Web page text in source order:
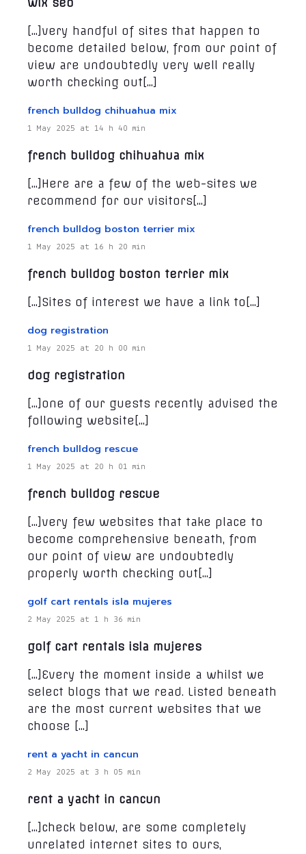
wix seo
[…]very handful of sites that happen to
become detailed below, from our point of
view are undoubtedly very well really
worth checking out[…]
french bulldog chihuahua mix
1 May 2025 at 14 h 40 min
french bulldog chihuahua mix
[…]Here are a few of the web-sites we
recommend for our visitors[…]
french bulldog boston terrier mix
1 May 2025 at 16 h 20 min
french bulldog boston terrier mix
[…]Sites of interest we have a link to[…]
dog registration
1 May 2025 at 20 h 00 min
dog registration
[…]one of our guests recently advised the
following website[…]
french bulldog rescue
1 May 2025 at 20 h 01 min
french bulldog rescue
[…]very few websites that take place to
become comprehensive beneath, from
our point of view are undoubtedly
properly worth checking out[…]
golf cart rentals isla mujeres
2 May 2025 at 1 h 36 min
golf cart rentals isla mujeres
[…]Every the moment inside a whilst we
select blogs that we read. Listed beneath
are the most current websites that we
choose […]
rent a yacht in cancun
2 May 2025 at 3 h 05 min
rent a yacht in cancun
[…]check below, are some completely
unrelated internet sites to ours,